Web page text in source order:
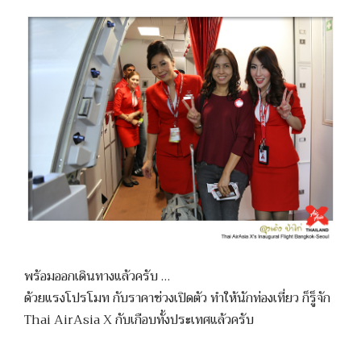
พร้อมออกเดินทางแล้วครับ …
ด้วยแรงโปรโมท กับราคาช่วงเปิดตัว ทำให้นักท่องเที่ยว ก็รู็จัก
Thai AirAsia X กับเกือบทั้งประเทศแล้วครับ